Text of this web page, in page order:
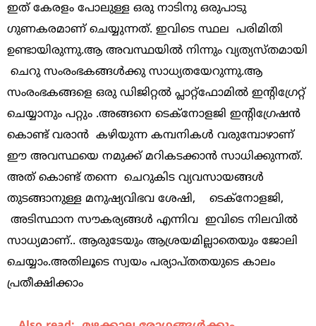
ഇത് കേരളം പോലുള്ള ഒരു നാടിനു ഒരുപാടു
ഗുണകരമാണ് ചെയ്യുന്നത്. ഇവിടെ സ്ഥല പരിമിതി
ഉണ്ടായിരുന്നു.ആ അവസ്ഥയിൽ നിന്നും വ്യത്യസ്തമായി
ചെറു സംരംഭകങ്ങൾക്കു സാധ്യതയേറുന്നു.ആ
സംരംഭകങ്ങളെ ഒരു ഡിജിറ്റൽ പ്ലാറ്റ്ഫോമിൽ ഇന്റിഗ്രേറ്റ്
ചെയ്യാനും പറ്റും .അങ്ങനെ ടെക്നോളജി ഇന്റിഗ്രേഷൻ
കൊണ്ട് വരാൻ കഴിയുന്ന കമ്പനികൾ വരുമ്പോഴാണ്
ഈ അവസ്ഥയെ നമുക്ക് മറികടക്കാൻ സാധിക്കുന്നത്.
അത് കൊണ്ട് തന്നെ ചെറുകിട വ്യവസായങ്ങൾ
തുടങ്ങാനുള്ള മനുഷ്യവിഭവ ശേഷി, ടെക്നോളജി,
അടിസ്ഥാന സൗകര്യങ്ങൾ എന്നിവ ഇവിടെ നിലവിൽ
സാധ്യമാണ്.. ആരുടേയും ആശ്രയമില്ലാതെയും ജോലി
ചെയ്യാം.അതിലൂടെ സ്വയം പര്യാപ്തതയുടെ കാലം
പ്രതീക്ഷിക്കാം